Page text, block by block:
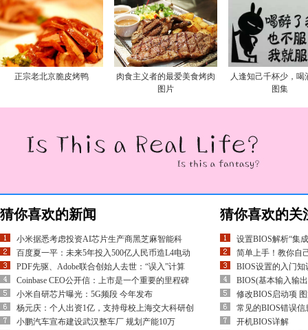
正宗老北京脆皮烤鸭
肉食主义者的最爱美食烤肉
图片
人逢知己千杯少，喝
图集
猜你喜欢的新闻
小米据悉考虑投资AI芯片生产商黑芝麻智能科
百度夏一平：未来5年投入500亿人民币造L4电动
PDF先驱、Adobe联合创始人去世：“误入”计算
Coinbase CEO公开信：上市是一个重要的里程碑
小米自研芯片曝光：5G频段 今年发布
杨元庆：个人出资1亿，支持母校上海交大科研创
小鹏汽车宣布建设武汉整车厂 规划产能10万
猜你喜欢的关
设置BIOS解析“集
简单上手！教你自
BIOS设置的入门知
BIOS(基本输入输
修改BIOS启动项
常见的BIOS错误
开机BIOS详解